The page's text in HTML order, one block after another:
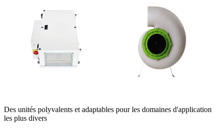
Des unités polyvalents et adaptables pour les domaines d'application
les plus divers